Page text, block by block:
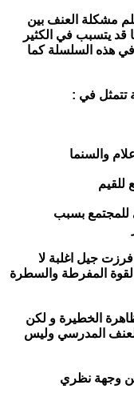
مشكلة العنف بين
قد يتسبب في الكثير
في هذه السلسلة كما
تتمثل في :
للمجتمع بسبب
جيل اغلبة لا
المفرطة والسطرة
الخطيرة و لكن
المدرسي وليس
وجهة نظري